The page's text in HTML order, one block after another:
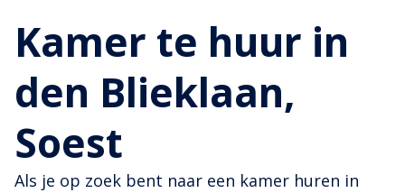
Kamer te huur in
den Blieklaan,
Soest
Als je op zoek bent naar een kamer huren in